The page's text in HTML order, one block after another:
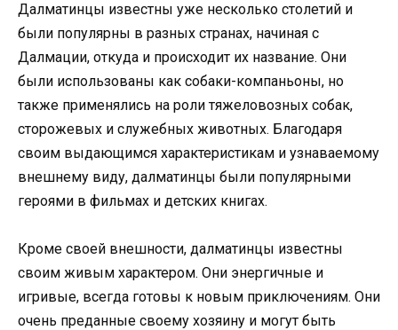
Далматинцы известны уже несколько столетий и
были популярны в разных странах, начиная с
Далмации, откуда и происходит их название. Они
были использованы как собаки-компаньоны, но
также применялись на роли тяжеловозных собак,
сторожевых и служебных животных. Благодаря
своим выдающимся характеристикам и узнаваемому
внешнему виду, далматинцы были популярными
героями в фильмах и детских книгах.
Кроме своей внешности, далматинцы известны
своим живым характером. Они энергичные и
игривые, всегда готовы к новым приключениям. Они
очень преданные своему хозяину и могут быть